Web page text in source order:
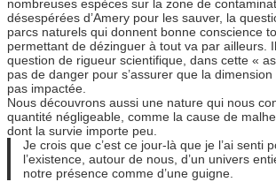
nombreuses espèces sur la zone de
désespérées d’Amery pour les sauver, la
parcs naturels qui donnent bonne conscience
permettant de dézinguer à tout va par ailleurs.
question de rigueur scientifique, dans cette «
pas de danger pour s’assurer que la
pas impactée.
Nous découvrons aussi une nature qui nous
quantité négligeable, comme la cause de
dont la survie importe peu.
Je crois que c’est ce jour-là que je l’ai senti
l’existence, autour de nous, d’un univers
notre présence comme d’une guigne.